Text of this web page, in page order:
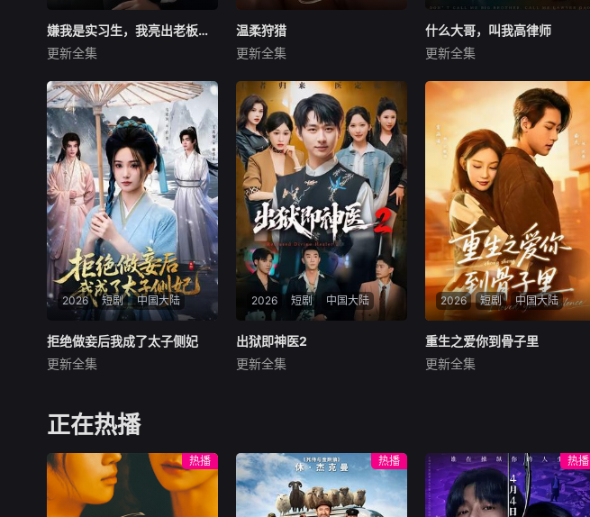
嫌我是实习生，我亮出老板身份
沈鸿运＆刘亚倩
暂无内容
嫌我是实习生，我亮出老板身份
更新全集
温柔狩猎
王楠＆赵婧祎
暂无内容
温柔狩猎
更新全集
什么大哥，叫我高律师
高峰＆胡柯
暂无内容
什么大哥，叫我高律师
更新全集
2026 短剧 中国大陆
拒绝做妾后我成了太子侧妃
李俊辰＆马珺珂
拒绝做妾后我成了太子侧妃
更新全集
2026 短剧 中国大陆
出狱即神医2
陈柄希＆周沁桐
出狱即神医2
更新全集
2026 短剧 中国大陆
重生之爱你到骨子里
谢杰＆肖涵语
重生之爱你到骨子里
更新全集
正在热播
热播 热播 热播